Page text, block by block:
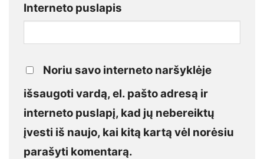
Interneto puslapis
Noriu savo interneto naršyklėje
išsaugoti vardą, el. pašto adresą ir
interneto puslapį, kad jų nebereiktų
įvesti iš naujo, kai kitą kartą vėl norėsiu
parašyti komentarą.